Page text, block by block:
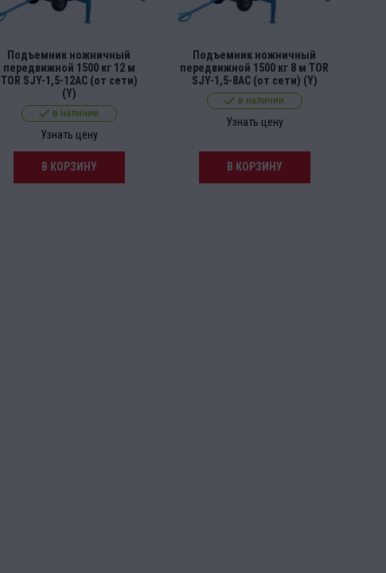
Подъемник ножничный
передвижной 1500 кг 12 м
TOR SJY-1,5-12AC (от сети)
(Y)
в наличии
Узнать цену
В КОРЗИНУ
Подъемник ножничный
передвижной 1500 кг 8 м TOR
SJY-1,5-8AC (от сети) (Y)
в наличии
Узнать цену
В КОРЗИНУ